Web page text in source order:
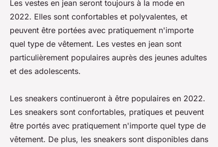
Les vestes en jean seront toujours à la mode en
2022. Elles sont confortables et polyvalentes, et
peuvent être portées avec pratiquement n'importe
quel type de vêtement. Les vestes en jean sont
particulièrement populaires auprès des jeunes adultes
et des adolescents.
Les sneakers continueront à être populaires en 2022.
Les sneakers sont confortables, pratiques et peuvent
être portés avec pratiquement n'importe quel type de
vêtement. De plus, les sneakers sont disponibles dans